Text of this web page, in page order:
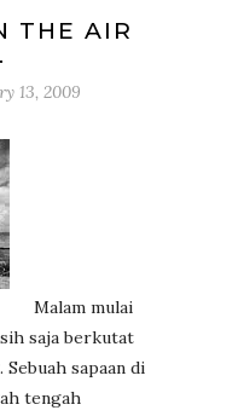
THE AIR
13, 2009
Malam mulai
saja berkutat
Sebuah sapaan di
tengah